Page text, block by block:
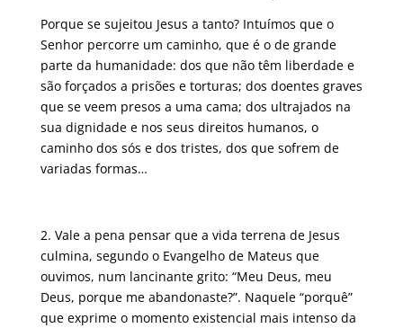
Porque se sujeitou Jesus a tanto? Intuímos que o
Senhor percorre um caminho, que é o de grande
parte da humanidade: dos que não têm liberdade e
são forçados a prisões e torturas; dos doentes graves
que se veem presos a uma cama; dos ultrajados na
sua dignidade e nos seus direitos humanos, o
caminho dos sós e dos tristes, dos que sofrem de
variadas formas…
2. Vale a pena pensar que a vida terrena de Jesus
culmina, segundo o Evangelho de Mateus que
ouvimos, num lancinante grito: “Meu Deus, meu
Deus, porque me abandonaste?”. Naquele “porquê”
que exprime o momento existencial mais intenso da